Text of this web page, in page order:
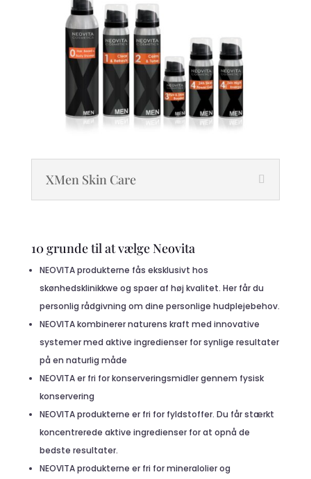
XMen Skin Care
10 grunde til at vælge Neovita
NEOVITA produkterne fås eksklusivt hos
skønhedsklinikkwe og spaer af høj kvalitet. Her får du
personlig rådgivning om dine personlige hudplejebehov.
NEOVITA kombinerer naturens kraft med innovative
systemer med aktive ingredienser for synlige resultater
på en naturlig måde
NEOVITA er fri for konserveringsmidler gennem fysisk
konservering
NEOVITA produkterne er fri for fyldstoffer. Du får stærkt
koncentrerede aktive ingredienser for at opnå de
bedste resultater.
NEOVITA produkterne er fri for mineralolier og